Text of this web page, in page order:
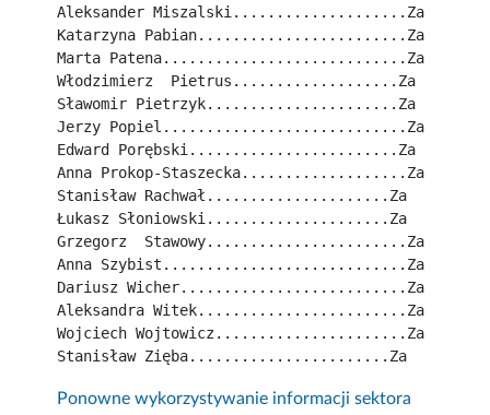
Aleksander Miszalski....................Za
Katarzyna Pabian........................Za
Marta Patena............................Za
Włodzimierz  Pietrus...................Za
Sławomir Pietrzyk......................Za
Jerzy Popiel............................Za
Edward Porębski........................Za
Anna Prokop-Staszecka...................Za
Stanisław Rachwał.....................Za
Łukasz Słoniowski.....................Za
Grzegorz  Stawowy.......................Za
Anna Szybist............................Za
Dariusz Wicher..........................Za
Aleksandra Witek........................Za
Wojciech Wojtowicz......................Za
Stanisław Zięba.......................Za
Ponowne wykorzystywanie informacji sektora